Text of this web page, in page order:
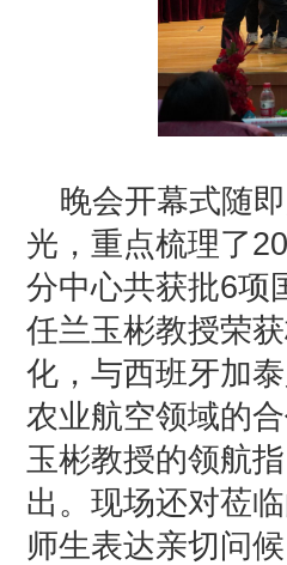
晚会开幕式随
光，重点梳理了
分中心共获批6项
任兰玉彬教授荣
化，与西班牙加
农业航空领域的
玉彬教授的领航
出。现场还对莅
师生表达亲切问